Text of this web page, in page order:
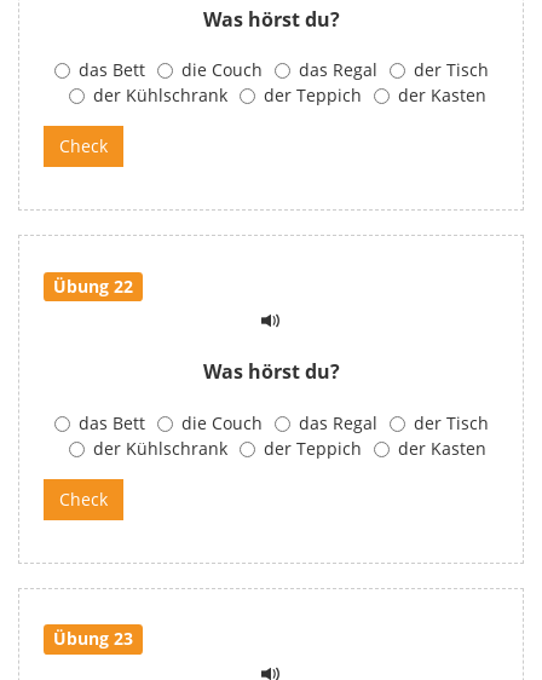
Was hörst du?
das Bett die Couch das Regal
der Tisch
der Kühlschrank
der Teppich der Kasten
Übung 22
Was hörst du?
das Bett die Couch das Regal
der Tisch
der Kühlschrank
der Teppich der Kasten
Übung 23